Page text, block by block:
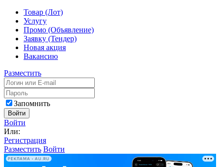
Товар (Лот)
Услугу
Промо (Объявление)
Заявку (Тендер)
Новая акция
Вакансию
Разместить
Запомнить
Войти
Войти
Или:
Регистрация
Разместить Войти
РЕКЛАМА • AU.RU